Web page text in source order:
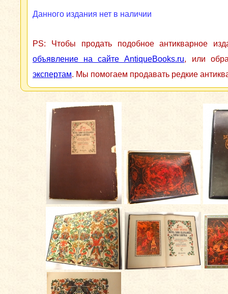
Данного издания нет в наличии
PS: Чтобы продать подобное антикварное
объявление на сайте AntiqueBooks.ru, или
экспертам. Мы помогаем продавать редкие